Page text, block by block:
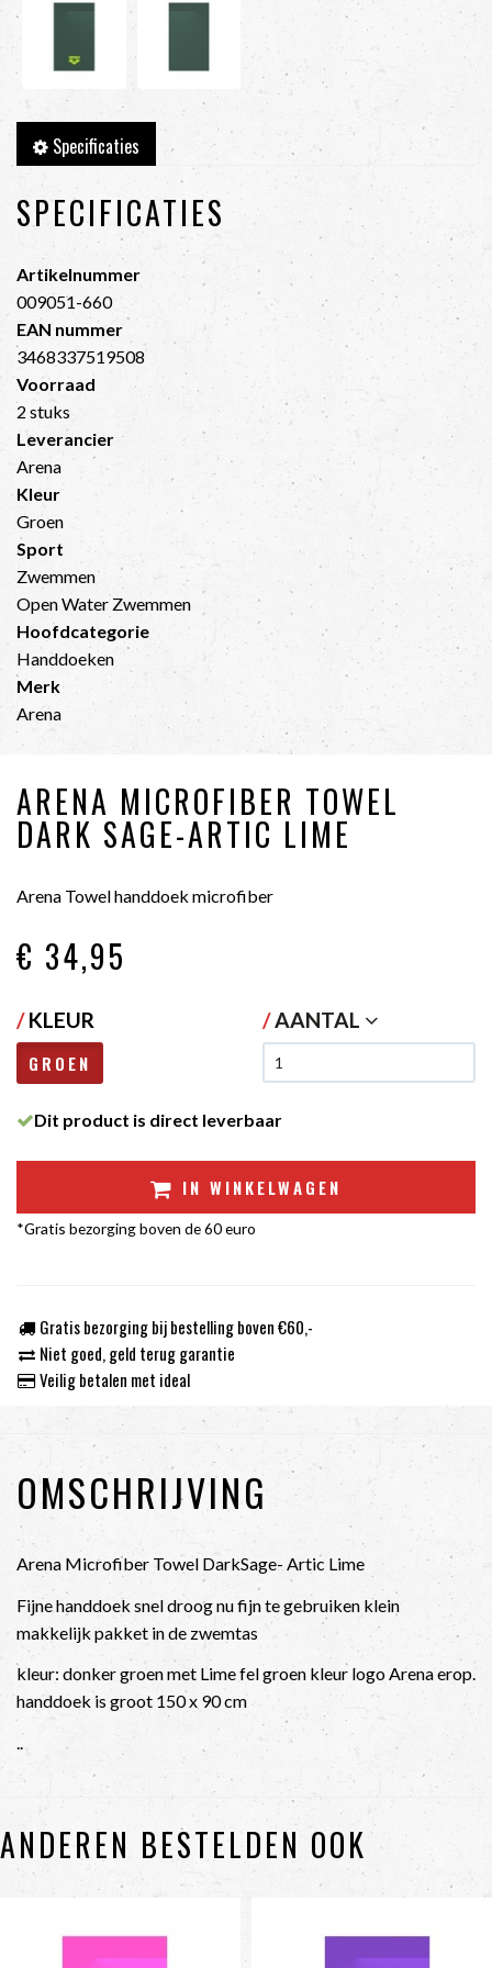
Specificaties
SPECIFICATIES
Artikelnummer
009051-660
EAN nummer
3468337519508
Voorraad
2 stuks
Leverancier
Arena
Kleur
Groen
Sport
Zwemmen
Open Water Zwemmen
Hoofdcategorie
Handdoeken
Merk
Arena
ARENA MICROFIBER TOWEL
DARK SAGE-ARTIC LIME
Arena Towel handdoek microfiber
€ 34,95
/KLEUR
GROEN
/AANTAL
Dit product is direct leverbaar
IN WINKELWAGEN
*Gratis bezorging boven de 60 euro
Gratis bezorging bij bestelling boven €60,-
Niet goed, geld terug garantie
Veilig betalen met ideal
OMSCHRIJVING
Arena Microfiber Towel DarkSage- Artic Lime
Fijne handdoek snel droog nu fijn te gebruiken klein
makkelijk pakket in de zwemtas
kleur: donker groen met Lime fel groen kleur logo Arena erop.
handdoek is groot 150 x 90 cm
ANDEREN BESTELDEN OOK